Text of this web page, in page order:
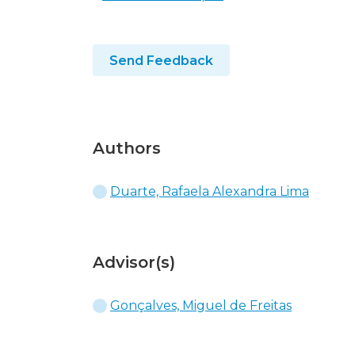
Send Feedback
Authors
Duarte, Rafaela Alexandra Lima
Advisor(s)
Gonçalves, Miguel de Freitas